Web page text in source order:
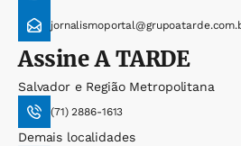
AssineA TARDE
Salvador e Região Metropolitana
(71) 2886-1613
Demais localidades